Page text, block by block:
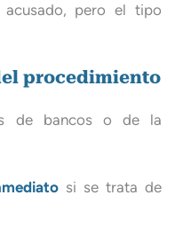
acusado, pero el tipo
procedimiento
de bancos o de la
si se trata de